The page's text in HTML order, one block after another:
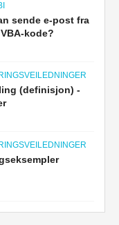
sende e-post fra
kode?
(definisjon) -